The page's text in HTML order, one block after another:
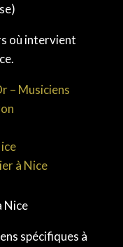
où intervient
– Musiciens
à Nice
Nice
spécifiques à